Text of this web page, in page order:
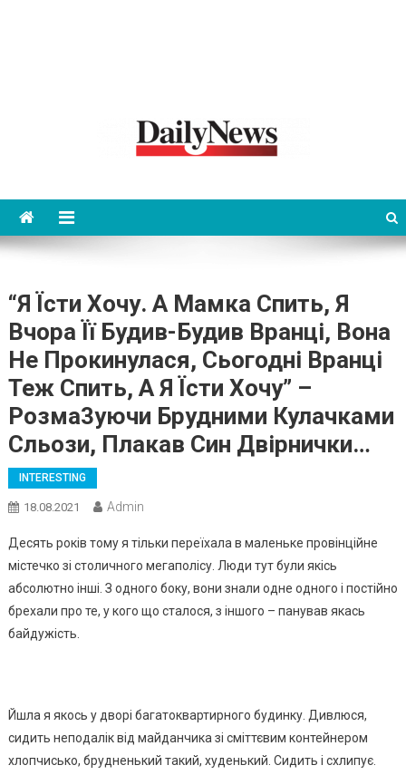
“Я Їсти Хочу. А Мамка Спить, Я
Вчора Її Будив-Будив Вранці, Вона
Не Прокинулася, Сьогодні Вранці
Теж Спить, А Я Їсти Хочу” –
Розма3уючи Брудними Кулачками
Сльози, Плакав Син Двірнички…
INTERESTING
18.08.2021 Admin
Десять років тому я тільки переїхала в маленьке провінційне
містечко зі столичного мегаполісу. Люди тут були якісь
абсолютно інші. З одного боку, вони знали одне одного і постійно
брехали про те, у кого що сталося, з іншого – панував якась
байдужість.
Йшла я якось у дворі багатоквартирного будинку. Дивлюся,
сидить неподалік від майданчика зі сміттєвим контейнером
хлопчисько, брудненький такий, худенький. Сидить і схлипує.